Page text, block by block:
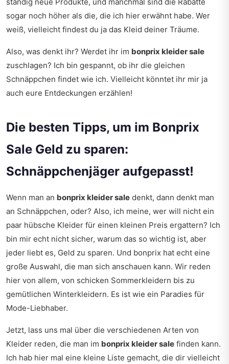
sogar noch höher als die, die ich hier erwähnt habe. Wer
weiß, vielleicht findest du ja das Kleid deiner Träume.
Also, was denkt ihr? Werdet ihr im bonprix kleider sale
zuschlagen? Ich bin gespannt, ob ihr die gleichen
Schnäppchen findet wie ich. Vielleicht könntet ihr mir ja
auch eure Entdeckungen erzählen!
Die besten Tipps, um im Bonprix
Sale Geld zu sparen:
Schnäppchenjäger aufgepasst!
Wenn man an bonprix kleider sale denkt, dann denkt man
an Schnäppchen, oder? Also, ich meine, wer will nicht ein
paar hübsche Kleider für einen kleinen Preis ergattern? Ich
bin mir echt nicht sicher, warum das so wichtig ist, aber
jeder liebt es, Geld zu sparen. Und bonprix hat echt eine
große Auswahl, die man sich anschauen kann. Wir reden
hier von allem, von schicken Sommerkleidern bis zu
gemütlichen Winterkleidern. Es ist wie ein Paradies für
Mode-Liebhaber.
Jetzt, lass uns mal über die verschiedenen Arten von
Kleider reden, die man im bonprix kleider sale finden kann.
Ich hab hier mal eine kleine Liste gemacht, die dir vielleicht